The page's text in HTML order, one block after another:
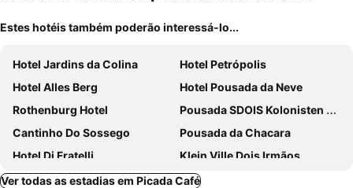
Estes hotéis também poderão interessá-lo...
Hotel Jardins da Colina
Hotel Petrópolis
Hotel Alles Berg
Hotel Pousada da Neve
Rothenburg Hotel
Pousada SDOIS Kolonisten Haus
Cantinho Do Sossego
Pousada da Chacara
Hotel Di Fratelli
Klein Ville Dois Irmãos
Ver todas as estadias em Picada Café